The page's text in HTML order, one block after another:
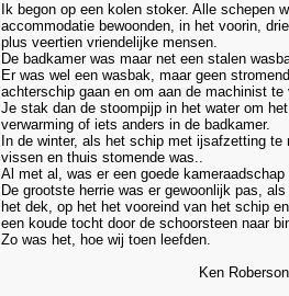
Ik begon op een kolen stoker. Alle
accommodatie bewoonden, in het voorin,
plus veertien vriendelijke mensen.
De badkamer was maar net een stalen
Er was wel een wasbak, maar geen
achterschip gaan en om aan de machinist
Je stak dan de stoompijp in het water om
verwarming of iets anders in de badkamer.
In de winter, als het schip met ijsafzetting
vissen en thuis stomende was..
Al met al, was er een goede kameraadschap
De grootste herrie was er gewoonlijk pas,
het dek, op het het vooreind van het schip
een koude tocht door de schoorsteen naar
Zo was het, hoe wij toen leefden.
Ken Roberson â€“